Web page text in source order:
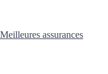
Meilleures assurances